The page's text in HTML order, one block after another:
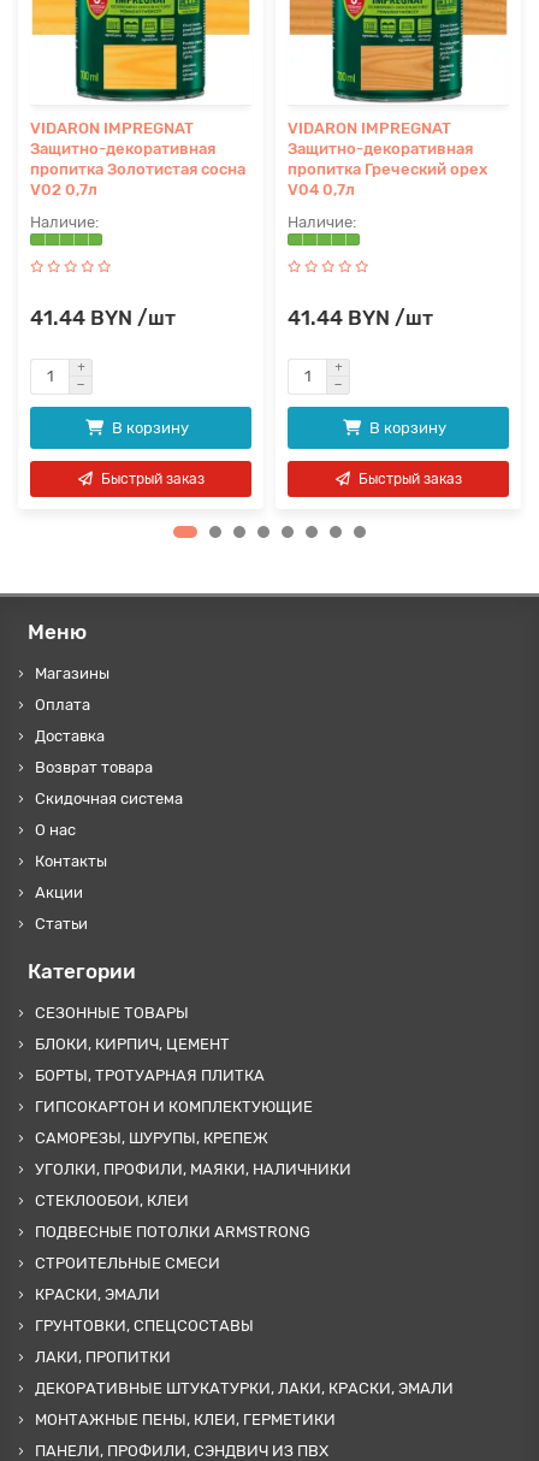
VIDARON IMPREGNAT
Защитно-декоративная
пропитка Золотистая сосна
V02 0,7л
41.44 BYN /шт
В корзину
Быстрый заказ
VIDARON IMPREGNAT
Защитно-декоративная
пропитка Греческий орех
V04 0,7л
41.44 BYN /шт
В корзину
Быстрый заказ
Меню
Магазины
Оплата
Доставка
Возврат товара
Скидочная система
О нас
Контакты
Акции
Статьи
Категории
СЕЗОННЫЕ ТОВАРЫ
БЛОКИ, КИРПИЧ, ЦЕМЕНТ
БОРТЫ, ТРОТУАРНАЯ ПЛИТКА
ГИПСОКАРТОН И КОМПЛЕКТУЮЩИЕ
САМОРЕЗЫ, ШУРУПЫ, КРЕПЕЖ
УГОЛКИ, ПРОФИЛИ, МАЯКИ, НАЛИЧНИКИ
СТЕКЛООБОИ, КЛЕИ
ПОДВЕСНЫЕ ПОТОЛКИ ARMSTRONG
СТРОИТЕЛЬНЫЕ СМЕСИ
КРАСКИ, ЭМАЛИ
ГРУНТОВКИ, СПЕЦСОСТАВЫ
ЛАКИ, ПРОПИТКИ
ДЕКОРАТИВНЫЕ ШТУКАТУРКИ, ЛАКИ, КРАСКИ, ЭМАЛИ
МОНТАЖНЫЕ ПЕНЫ, КЛЕИ, ГЕРМЕТИКИ
ПАНЕЛИ, ПРОФИЛИ, СЭНДВИЧ ИЗ ПВХ